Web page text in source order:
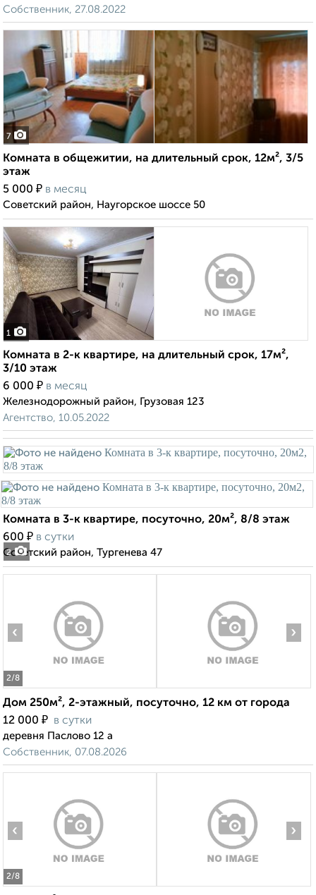
Собственник, 27.08.2022
7
Комната в общежитии, на длительный срок, 12м², 3/5
этаж
5 000 ₽ в месяц
Советский район, Наугорское шоссе 50
1
Комната в 2-к квартире, на длительный срок, 17м²,
3/10 этаж
6 000 ₽ в месяц
Железнодорожный район, Грузовая 123
Агентство, 10.05.2022
2
Комната в 3-к квартире, посуточно, 20м², 8/8 этаж
600 ₽ в сутки
Советский район, Тургенева 47
2/8
‹ ›
Дом 250м², 2-этажный, посуточно, 12 км от города
12 000 ₽ в сутки
деревня Паслово 12 а
Собственник, 07.08.2026
2/8
‹ ›